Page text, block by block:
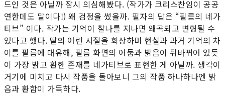
드인 것은 아닐까 잠시 의심해봤다. (작가가 크리스찬임이 공공
연한데도 말이다!) 왜 검정을 썼을까. 필자의 답은 “필름의 네가
티브” 이다. 작가는 기억이 찰나를 지나면 왜곡되고 변형될 수
있다고 했다. 딸의 어린 시절을 회상하며 현실과 과거 기억의 차
이를 필름에 대유해, 필름 화면의 어둠과 밝음이 뒤바뀌어 있듯
이 가장 밝고 환한 존재를 네가티브로 표현한 게 아닐까. 생각이
거기에 미치고 다시 작품을 돌아보니 그의 작품 하나하나엔 밝
음과 환함이 가득하다.